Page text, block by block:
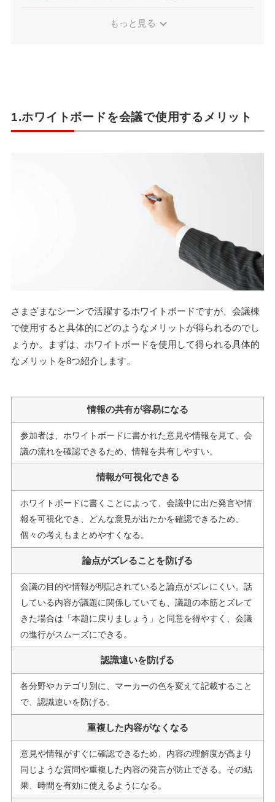
もっと見る
1.ホワイトボードを会議で使用するメリット
さまざまなシーンで活躍するホワイトボードですが、会議棟
で使用すると具体的にどのようなメリットが得られるのでし
ょうか。まずは、ホワイトボードを使用して得られる具体的
なメリットを8つ紹介します。
情報の共有が容易になる
参加者は、ホワイトボードに書かれた意見や情報を見て、会
議の流れを確認できるため、情報を共有しやすい。
情報が可視化できる
ホワイトボードに書くことによって、会議中に出た発言や情
報を可視化でき、どんな意見が出たかを確認できるため、
個々の考えもまとめやすくなる。
論点がズレることを防げる
会議の目的や情報が明記されていると論点がズレにくい。話
している内容が議題に関係していても、議題の本筋とズレて
きた場合は「本題に戻りましょう」と同意を得やすく、会議
の進行がスムーズにできる。
認識違いを防げる
各分野やカテゴリ別に、マーカーの色を変えて記載すること
で、認識違いを防げる。
重複した内容がなくなる
意見や情報がすぐに確認できるため、内容の理解度が高まり
同じような質問や重複した内容の発言が防止できる。その結
果、時間を有効に使えるようになる。